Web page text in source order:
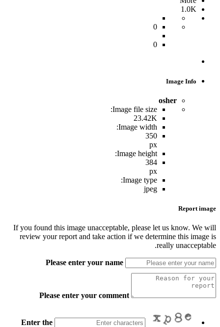
1.0K
0
0
Image Info
osher
Image file size:
23.42K
Image width:
350
px
Image height:
384
px
Image type:
jpeg
Report image
If you found this image unacceptable, please let us know. We will
review your report and take action if we determine this image is
really unacceptable.
Please enter your name
Please enter your comment
Enter the